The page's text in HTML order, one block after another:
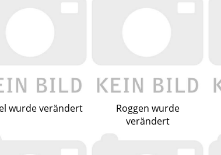
wurde verändert
Roggen wurde
verändert